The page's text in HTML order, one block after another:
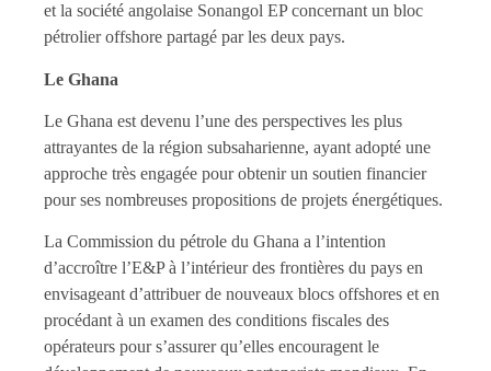
et la société angolaise Sonangol EP concernant un bloc
pétrolier offshore partagé par les deux pays.
Le Ghana
Le Ghana est devenu l’une des perspectives les plus
attrayantes de la région subsaharienne, ayant adopté une
approche très engagée pour obtenir un soutien financier
pour ses nombreuses propositions de projets énergétiques.
La Commission du pétrole du Ghana a l’intention
d’accroître l’E&P à l’intérieur des frontières du pays en
envisageant d’attribuer de nouveaux blocs offshores et en
procédant à un examen des conditions fiscales des
opérateurs pour s’assurer qu’elles encouragent le